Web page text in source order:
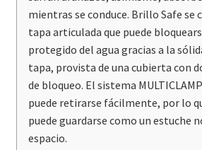
mientras se conduce. Brillo Safe se
tapa articulada que puede
protegido del agua gracias a la
tapa, provista de una cubierta con
de bloqueo. El sistema
puede retirarse fácilmente, por lo
puede guardarse como un estuche
espacio.